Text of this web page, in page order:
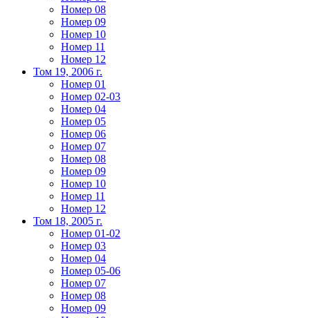
Номер 08
Номер 09
Номер 10
Номер 11
Номер 12
Том 19, 2006 г.
Номер 01
Номер 02-03
Номер 04
Номер 05
Номер 06
Номер 07
Номер 08
Номер 09
Номер 10
Номер 11
Номер 12
Том 18, 2005 г.
Номер 01-02
Номер 03
Номер 04
Номер 05-06
Номер 07
Номер 08
Номер 09